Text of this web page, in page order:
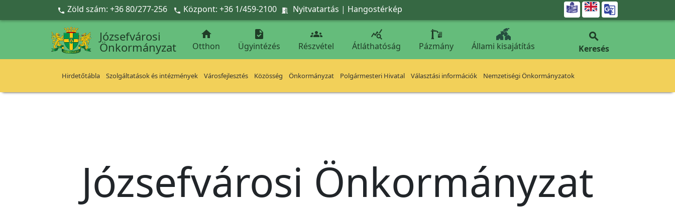
Ugrás a fő tartalomra
 Zöld szám: +36 80/277-256  Központ: +36 1/459-2100  Nyitvatartás | Hangostérkép 
Józsefvárosi
Önkormányzat

Otthon

Ügyintézés

Részvétel

Átláthatóság Pázmány Állami kisajátítás

Keresés
Hirdetőtábla Szolgáltatások és intézmények Városfejlesztés Közösség Önkormányzat Polgármesteri Hivatal Választási információk Nemzetiségi Önkormányzatok
Józsefvárosi Önkormányzat